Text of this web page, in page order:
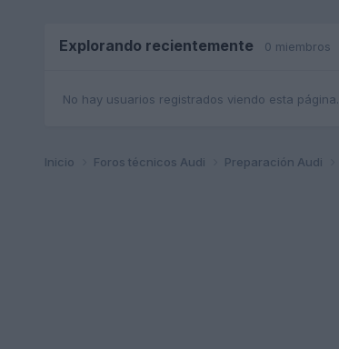
Explorando recientemente 0 miembros
No hay usuarios registrados viendo esta página.
Inicio Foros técnicos Audi Preparación Audi